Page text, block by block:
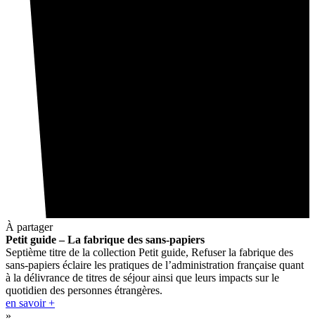
À partager
Petit guide – La fabrique des sans-papiers
Septième titre de la collection Petit guide, Refuser la fabrique des
sans-papiers éclaire les pratiques de l’administration française quant
à la délivrance de titres de séjour ainsi que leurs impacts sur le
quotidien des personnes étrangères.
en savoir +
»